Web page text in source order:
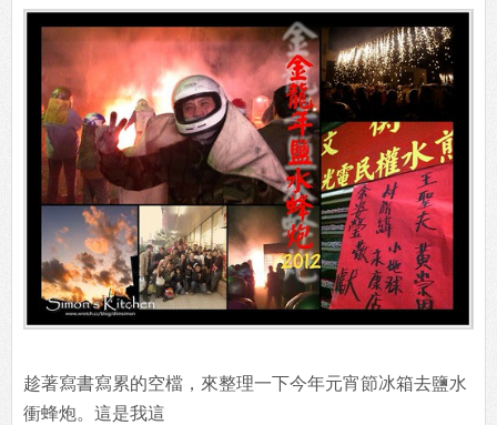
趁著寫書寫累的空檔，來整理一下今年元宵節冰箱去鹽水
衝蜂炮。這是我這